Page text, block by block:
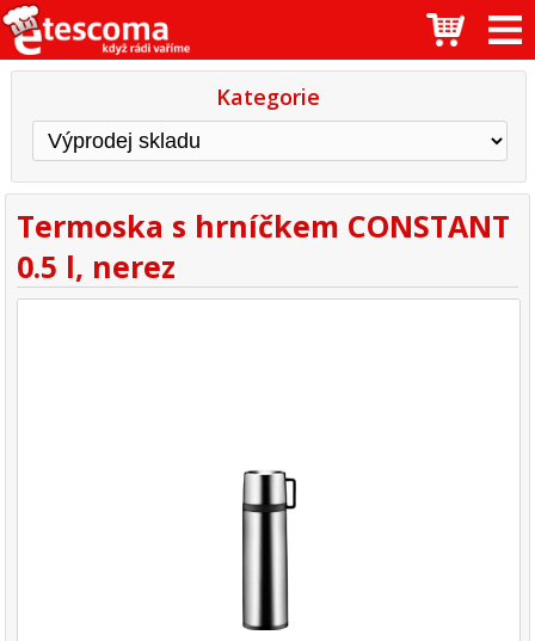
Kategorie
Termoska s hrníčkem CONSTANT
0.5 l, nerez